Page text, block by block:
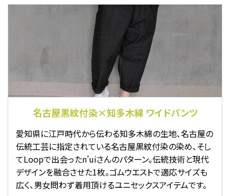
名古屋黒紋付染×知多木綿 ワイドパンツ
愛知県に江戸時代から伝わる知多木綿の生地、名古屋の
伝統工芸に指定されている名古屋黒紋付染の染め、そし
てLoopで出会ったn’uiさんのパターン。伝統技術と現代
デザインを融合させた1枚。ゴムウエストで適応サイズも
広く、男女問わず着用頂けるユニセックスアイテムです。